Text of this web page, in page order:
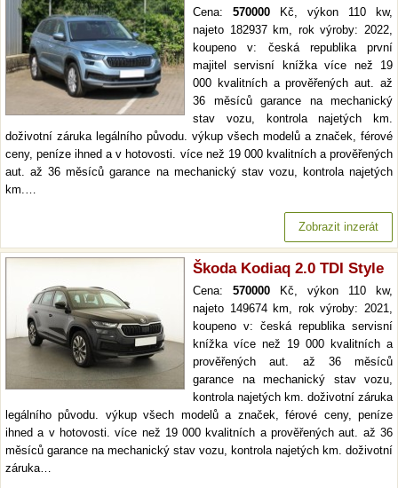
Cena: 570000 Kč, výkon 110 kw,
najeto 182937 km, rok výroby: 2022,
koupeno v: česká republika první
majitel servisní knížka více než 19
000 kvalitních a prověřených aut. až
36 měsíců garance na mechanický
stav vozu, kontrola najetých km.
doživotní záruka legálního původu. výkup všech modelů a značek, férové
ceny, peníze ihned a v hotovosti. více než 19 000 kvalitních a prověřených
aut. až 36 měsíců garance na mechanický stav vozu, kontrola najetých
km.…
Zobrazit inzerát
Škoda Kodiaq 2.0 TDI Style
Cena: 570000 Kč, výkon 110 kw,
najeto 149674 km, rok výroby: 2021,
koupeno v: česká republika servisní
knížka více než 19 000 kvalitních a
prověřených aut. až 36 měsíců
garance na mechanický stav vozu,
kontrola najetých km. doživotní záruka
legálního původu. výkup všech modelů a značek, férové ceny, peníze
ihned a v hotovosti. více než 19 000 kvalitních a prověřených aut. až 36
měsíců garance na mechanický stav vozu, kontrola najetých km. doživotní
záruka…